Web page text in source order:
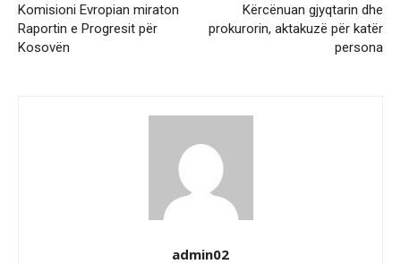
Komisioni Evropian miraton
Raportin e Progresit për
Kosovën
Kërcënuan gjyqtarin dhe
prokurorin, aktakuzë për katër
persona
admin02